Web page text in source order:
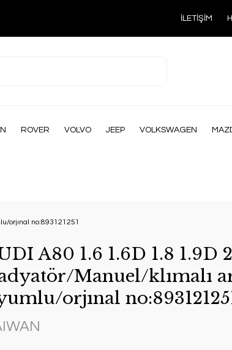
İLETİŞİM
ROVER VOLVO JEEP VOLKSWAGEN
orjınal no:893121251
A80 1.6 1.6D 1.8 1.9D
Manuel/klımalı
orjınal